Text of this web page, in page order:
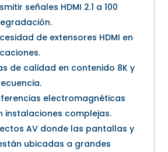
señales HDMI 2.1 a 100
de extensores HDMI en
de calidad en contenido 8K y
electromagnéticas
instalaciones complejas.
AV donde las pantallas y
ubicadas a grandes